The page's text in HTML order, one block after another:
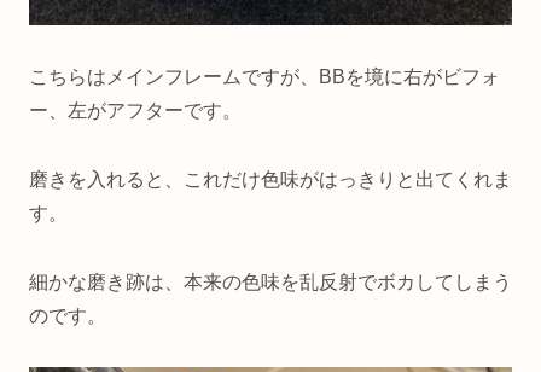
こちらはメインフレームですが、BBを境に右がビフォ
ー、左がアフターです。
磨きを入れると、これだけ色味がはっきりと出てくれま
す。
細かな磨き跡は、本来の色味を乱反射でボカしてしまう
のです。